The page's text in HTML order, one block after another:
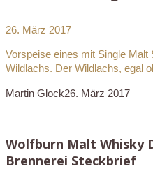
26. März 2017
Vorspeise eines mit Single
Wildlachs. Der Wildlachs, egal
Martin Glock26. März 2017
Wolfburn Malt Whisky
Brennerei Steckbrief